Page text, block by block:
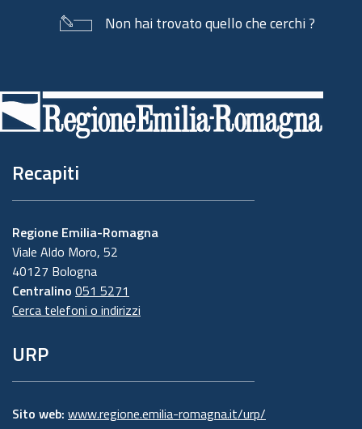
Non hai trovato quello che cerchi ?
di
pagina
Recapiti
Regione Emilia-Romagna
Viale Aldo Moro, 52
40127 Bologna
Centralino 051 5271
Cerca telefoni o indirizzi
URP
Sito web: www.regione.emilia-romagna.it/urp/